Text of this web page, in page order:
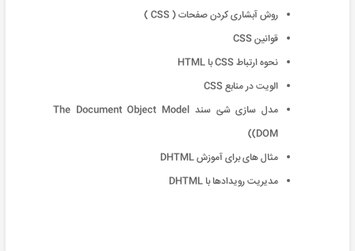
روش آبشاری کردن صفحات ( CSS )
قوانین CSS
نحوه ارتباط CSS با HTML
الویت در منابع CSS
مدل سازی شئ سند The Document Object Model
(DOM)
مثال های برای آموزش DHTML
مدیریت رویدادها با DHTML